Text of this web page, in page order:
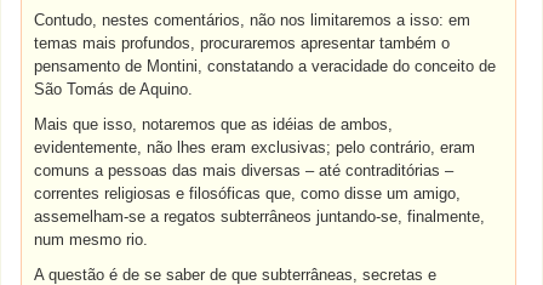
Contudo, nestes comentários, não nos limitaremos a isso: em
temas mais profundos, procuraremos apresentar também o
pensamento de Montini, constatando a veracidade do conceito de
São Tomás de Aquino.
Mais que isso, notaremos que as idéias de ambos,
evidentemente, não lhes eram exclusivas; pelo contrário, eram
comuns a pessoas das mais diversas – até contraditórias –
correntes religiosas e filosóficas que, como disse um amigo,
assemelham-se a regatos subterrâneos juntando-se, finalmente,
num mesmo rio.
A questão é de se saber de que subterrâneas, secretas e